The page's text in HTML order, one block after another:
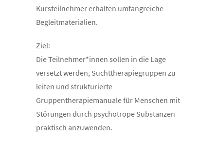
Kursteilnehmer erhalten umfangreiche
Begleitmaterialien.
Ziel:
Die Teilnehmer*innen sollen in die Lage
versetzt werden, Suchttherapiegruppen zu
leiten und strukturierte
Gruppentherapiemanuale für Menschen mit
Störungen durch psychotrope Substanzen
praktisch anzuwenden.